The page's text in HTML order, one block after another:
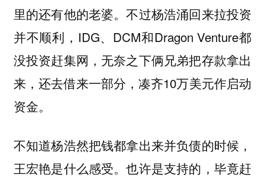
里的还有他的老婆。不过杨浩涌回来拉投资
并不顺利，IDG、DCM和Dragon Venture都
没投资赶集网，无奈之下俩兄弟把存款拿出
来，还去借来一部分，凑齐10万美元作启动
资金。
不知道杨浩然把钱都拿出来并负债的时候，
王宏艳是什么感受。也许是支持的，毕竟赶